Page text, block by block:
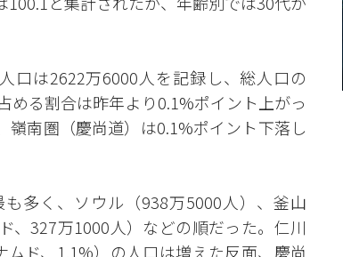
口は2622万6000人を記録し、総人口の
める割合は昨年より0.1%ポイント上がっ
南圏（慶尚道）は0.1%ポイント下落し
多く、ソウル（938万5000人）、釜山
、327万1000人）などの順だった。仁川
ムド、1.1%）の人口は増えた反面、慶尚